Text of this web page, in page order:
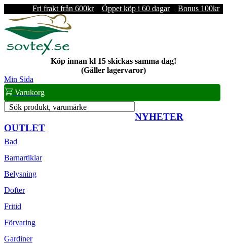
Fri frakt från 600kr Öppet köp i 60 dagar Bonus 100kr
Köp innan kl 15 skickas samma dag!
(Gäller lagervaror)
Min Sida
Varukorg
Sök produkt, varumärke
NYHETER
OUTLET
Bad
Barnartiklar
Belysning
Dofter
Fritid
Förvaring
Gardiner